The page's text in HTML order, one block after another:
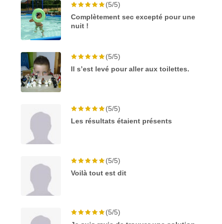
(5/5)
Complètement sec excepté pour une
nuit !
(5/5)
Il s’est levé pour aller aux toilettes.
(5/5)
Les résultats étaient présents
(5/5)
Voilà tout est dit
(5/5)